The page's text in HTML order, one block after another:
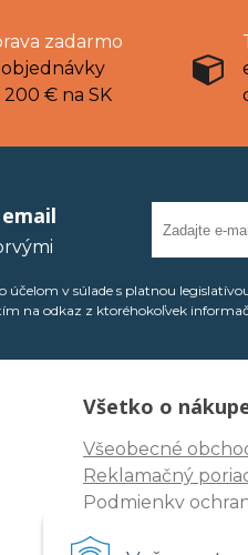
zadarmo
200 € na SK
účelom v súlade s platnou
na odkaz z ktoréhokoľvek
Všetko o
Všeobecné
Reklamačný
Podmienky
Odstúpenie